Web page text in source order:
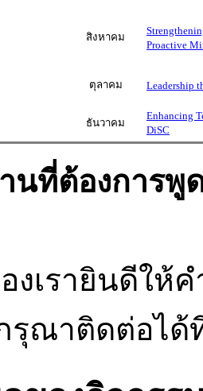
สิงหาคม
Proactive
ตุลาคม Leadership
ธันวาคม
Enhancing
DiSC
ที่ต้องการพู
งเรายินดีให้
รุณาติดต่อได้